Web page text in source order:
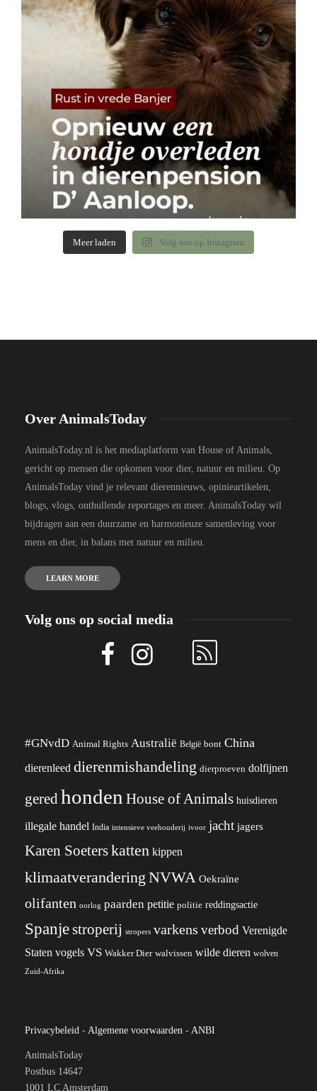
Meer laden Volg ons op Instagram
Over AnimalsToday
AnimalsToday.nl is het mediaplatform van House of Animals,
gericht op mensen die opkomen voor dier, natuur en milieu. Op
AnimalsToday vind je relevant dierennieuws, opinieartikelen,
blogs, vlogs, onthullende reportages en meer. AnimalsToday wil
bijdragen aan een duurzame en harmonieuze samenleving voor
mens en dier, in balans met natuur en milieu.
LEARN MORE
Volg ons op social media
#GNvdD Animal Rights Australië België bont China
dierenleed dierenmishandeling dierproeven dolfijnen
geredhonden House of Animals huisdieren
illegale handel India intensieve veehouderij ivoor jacht jagers
Karen Soeterskatten kippen
klimaatverandering NVWA Oekraïne
olifanten oorlog paarden petitie politie reddingsactie
Spanjestroperij stropers varkens verbod Verenigde
Staten vogels VS Wakker Dier walvissen wilde dieren wolven
Zuid-Afrika
Privacybeleid - Algemene voorwaarden - ANBI
AnimalsToday
Postbus 14647
1001 LC Amsterdam